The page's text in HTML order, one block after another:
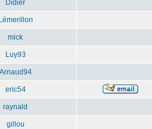
Didier
Lémerillon
mick
Luy93
Arnaud94
eric54
raynald
gillou